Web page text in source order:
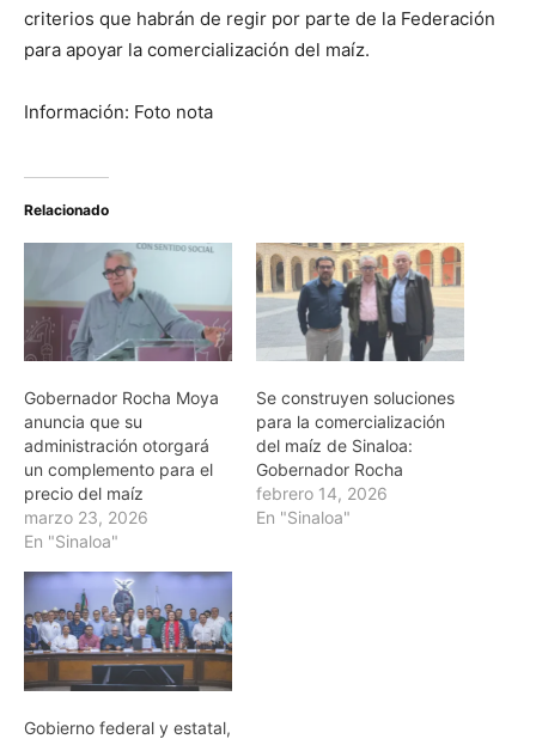
criterios que habrán de regir por parte de la Federación
para apoyar la comercialización del maíz.
Información: Foto nota
Relacionado
Gobernador Rocha Moya
anuncia que su
administración otorgará
un complemento para el
precio del maíz
marzo 23, 2026
En "Sinaloa"
Se construyen soluciones
para la comercialización
del maíz de Sinaloa:
Gobernador Rocha
febrero 14, 2026
En "Sinaloa"
Gobierno federal y estatal,